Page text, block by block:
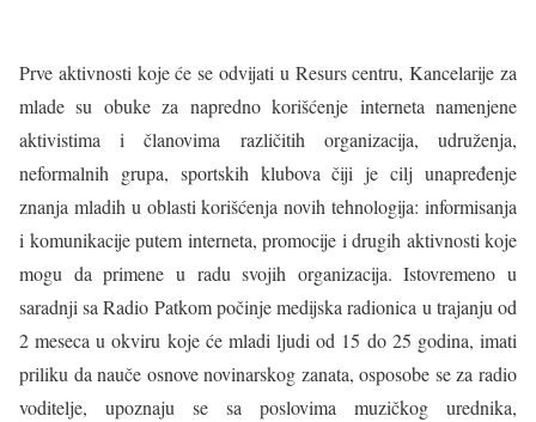
Prve aktivnosti koje će se odvijati u Resurs centru, Kancelarije za
mlade su obuke za napredno korišćenje interneta namenjene
aktivistima i članovima različitih organizacija, udruženja,
neformalnih grupa, sportskih klubova čiji je cilj unapređenje
znanja mladih u oblasti korišćenja novih tehnologija: informisanja
i komunikacije putem interneta, promocije i drugih aktivnosti koje
mogu da primene u radu svojih organizacija. Istovremeno u
saradnji sa Radio Patkom počinje medijska radionica u trajanju od
2 meseca u okviru koje će mladi ljudi od 15 do 25 godina, imati
priliku da nauče osnove novinarskog zanata, osposobe se za radio
voditelje, upoznaju se sa poslovima muzičkog urednika,